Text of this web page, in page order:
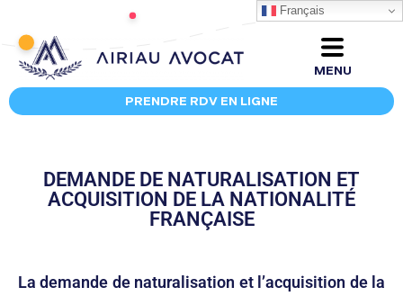
MENU
PRENDRE RDV EN LIGNE
Français
DEMANDE DE NATURALISATION ET
ACQUISITION DE LA NATIONALITÉ
FRANÇAISE
La demande de naturalisation et l’acquisition de la